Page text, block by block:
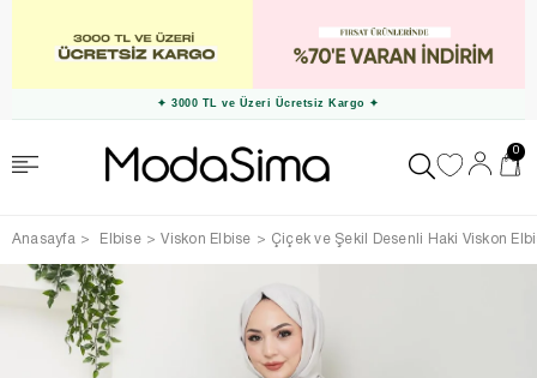
✦ 3000 TL ve Üzeri Ücretsiz Kargo ✦
0
Anasayfa Elbise Viskon Elbise Çiçek ve Şekil Desenli Haki Viskon